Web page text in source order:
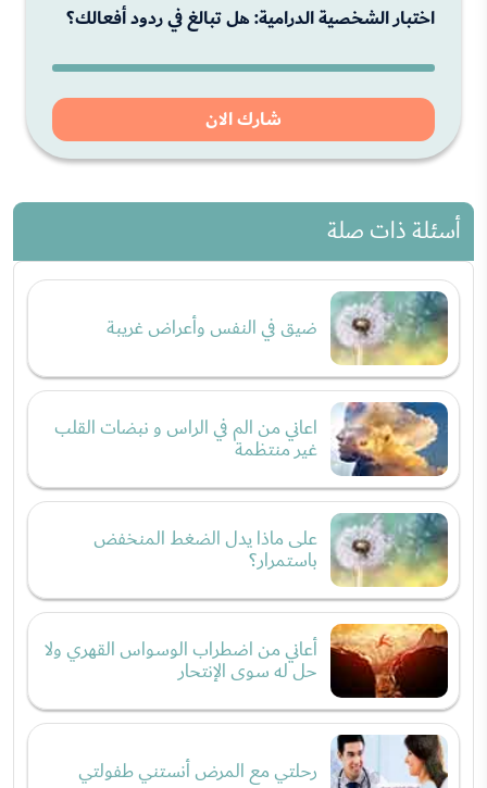
اختبار الشخصية الدرامية: هل تبالغ في ردود أفعالك؟
شارك الان
أسئلة ذات صلة
ضيق في النفس وأعراض غريبة
اعاني من الم في الراس و نبضات القلب
غير منتظمة
على ماذا يدل الضغط المنخفض
باستمرار؟
أعاني من اضطراب الوسواس القهري ولا
حل له سوى الإنتحار
رحلتي مع المرض أنستني طفولتي